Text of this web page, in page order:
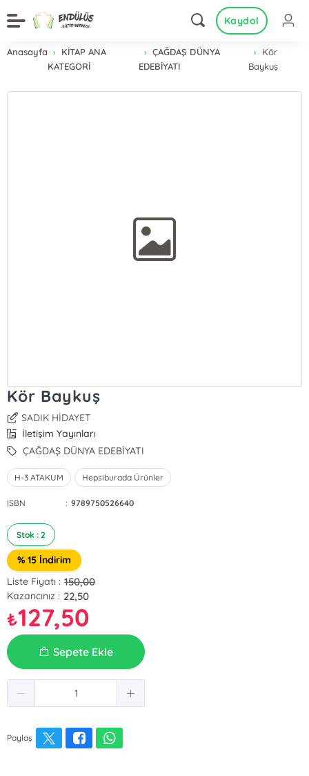
Kaydol
Anasayfa
KİTAP ANA
KATEGORİ
ÇAĞDAŞ DÜNYA
EDEBİYATI
Kör
Baykuş
Kör Baykuş
SADIK HİDAYET
İletişim Yayınları
ÇAĞDAŞ DÜNYA EDEBİYATI
H-3 ATAKUM Hepsiburada Ürünler
ISBN : 9789750526640
Stok : 2
% 15 İndirim
Liste Fiyatı : 150,00
Kazancınız : 22,50
₺127,50
Sepete Ekle
Paylaş